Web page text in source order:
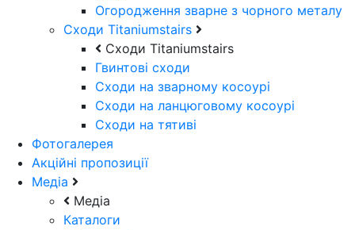
Огородження зварне з чорного металу
Сходи Titaniumstairs
Сходи Titaniumstairs
Гвинтові сходи
Cходи на зварному косоурі
Сходи на ланцюговому косоурі
Cходи на тятиві
Фотогалерея
Акційні пропозиції
Медіа
Медіа
Каталоги